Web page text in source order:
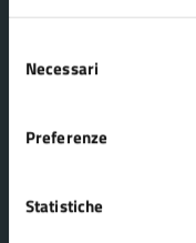
delNecessari
Preferenze
Statistiche
Politici
Personale amministrativo
Agricoltura e pesca